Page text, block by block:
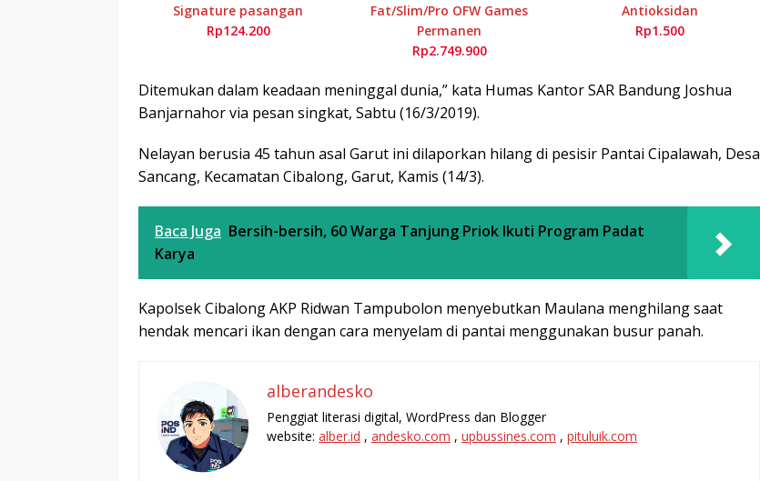
Signature pasangan
Rp124.200
Fat/Slim/Pro OFW Games
Permanen
Rp2.749.900
Antioksidan
Rp1.500
Ditemukan dalam keadaan meninggal dunia,” kata Humas Kantor SAR Bandung Joshua
Banjarnahor via pesan singkat, Sabtu (16/3/2019).
Nelayan berusia 45 tahun asal Garut ini dilaporkan hilang di pesisir Pantai Cipalawah, Desa
Sancang, Kecamatan Cibalong, Garut, Kamis (14/3).
Baca Juga Bersih-bersih, 60 Warga Tanjung Priok Ikuti Program Padat
Karya
Kapolsek Cibalong AKP Ridwan Tampubolon menyebutkan Maulana menghilang saat
hendak mencari ikan dengan cara menyelam di pantai menggunakan busur panah.
alberandesko
Penggiat literasi digital, WordPress dan Blogger
website: alber.id , andesko.com , upbussines.com , pituluik.com